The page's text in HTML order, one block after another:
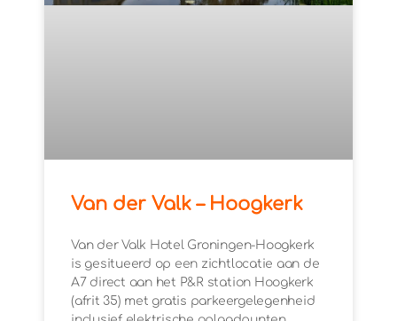
Van der Valk – Hoogkerk
Van der Valk Hotel Groningen-Hoogkerk
is gesitueerd op een zichtlocatie aan de
A7 direct aan het P&R station Hoogkerk
(afrit 35) met gratis parkeergelegenheid